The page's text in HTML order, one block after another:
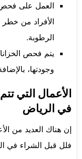
العمل على فحص
الأفراد من
الرطوبة.
يتم فحص
وجودتها،
الأعمال التي
في الرياض
إن هناك العديد من
فلل قبل الشراء في